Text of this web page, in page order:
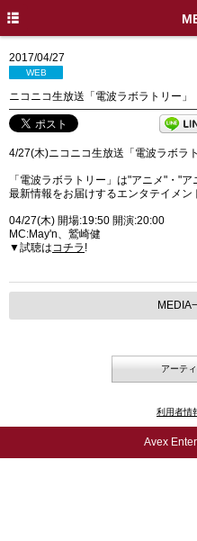
2017/04/27
WEB
ニコニコ生放送「電波ラボラトリー」
4/27(木)ニコニコ生放送「電波ラボラ
「電波ラボラトリー」は"アニメ"・"
最新情報をお届けするエンタテイメン
04/27(木) 開場:19:50 開演:20:00
MC:May'n、鷲崎健
▼試聴はコチラ !
MEDIA
アーテ
利用者情
Avex
HOME
INFO
PROFILE
LIVE / EVENT
MEDIA
MOVIE
SPECIAL